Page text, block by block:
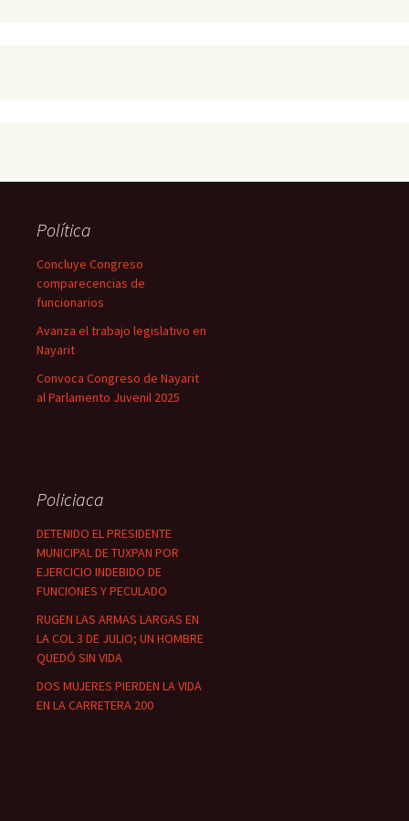
Política
Concluye Congreso
comparecencias de
funcionarios
Avanza el trabajo legislativo en
Nayarit
Convoca Congreso de Nayarit
al Parlamento Juvenil 2025
Policiaca
DETENIDO EL PRESIDENTE
MUNICIPAL DE TUXPAN POR
EJERCICIO INDEBIDO DE
FUNCIONES Y PECULADO
RUGEN LAS ARMAS LARGAS EN
LA COL 3 DE JULIO; UN HOMBRE
QUEDÓ SIN VIDA
DOS MUJERES PIERDEN LA VIDA
EN LA CARRETERA 200